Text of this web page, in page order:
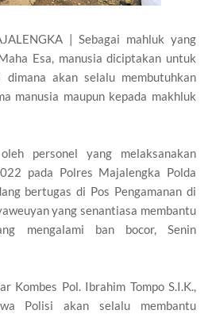
| Sebagai mahluk yang
Esa, manusia diciptakan untuk
dimana akan selalu membutuhkan
manusia maupun kepada makhluk
personel yang melaksanakan
pada Polres Majalengka Polda
bertugas di Pos Pengamanan di
yang senantiasa membantu
mengalami ban bocor, Senin
Kombes Pol. Ibrahim Tompo S.I.K.,
Polisi akan selalu membantu